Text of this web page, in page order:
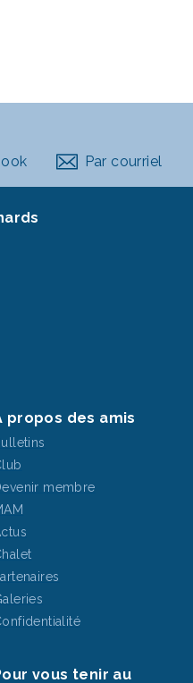
Par courriel
propos des amis
membre
vous tenir au